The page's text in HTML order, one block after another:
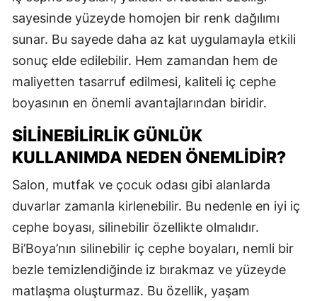
sayesinde yüzeyde homojen bir renk dağılımı
sunar. Bu sayede daha az kat uygulamayla etkili
sonuç elde edilebilir. Hem zamandan hem de
maliyetten tasarruf edilmesi, kaliteli iç cephe
boyasının en önemli avantajlarından biridir.
SILINEBILIRLIK GÜNLÜK
KULLANIMDA NEDEN ÖNEMLIDIR?
Salon, mutfak ve çocuk odası gibi alanlarda
duvarlar zamanla kirlenebilir. Bu nedenle en iyi iç
cephe boyası, silinebilir özellikte olmalıdır.
Bi’Boya’nın silinebilir iç cephe boyaları, nemli bir
bezle temizlendiğinde iz bırakmaz ve yüzeyde
matlaşma oluşturmaz. Bu özellik, yaşam